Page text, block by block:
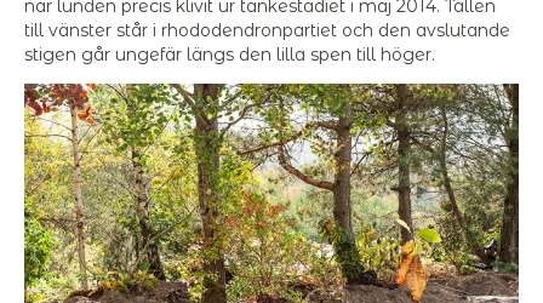
när lunden precis klivit ur tankestadiet i maj 2014. Tallen
till vänster står i rhododendronpartiet och den avslutande
stigen går ungefär längs den lilla spen till höger.